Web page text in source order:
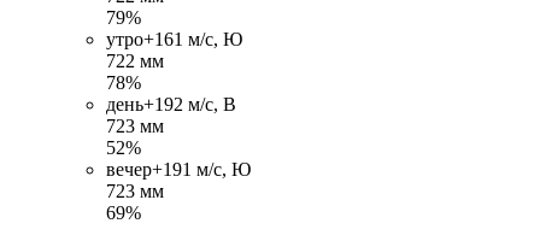
79%
утро+161 м/c, Ю
722 мм
78%
день+192 м/c, В
723 мм
52%
вечер+191 м/c, Ю
723 мм
69%